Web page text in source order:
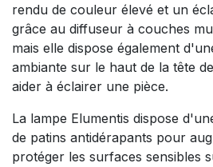
rendu de couleur élevé et un
grâce au diffuseur à couches
mais elle dispose également
ambiante sur le haut de la tête
aider à éclairer une pièce.
La lampe Elumentis dispose
de patins antidérapants pour
protéger les surfaces sensibles